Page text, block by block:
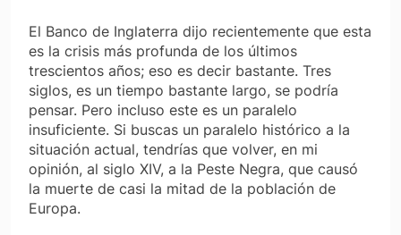
El Banco de Inglaterra dijo recientemente que esta
es la crisis más profunda de los últimos
trescientos años; eso es decir bastante. Tres
siglos, es un tiempo bastante largo, se podría
pensar. Pero incluso este es un paralelo
insuficiente. Si buscas un paralelo histórico a la
situación actual, tendrías que volver, en mi
opinión, al siglo XIV, a la Peste Negra, que causó
la muerte de casi la mitad de la población de
Europa.